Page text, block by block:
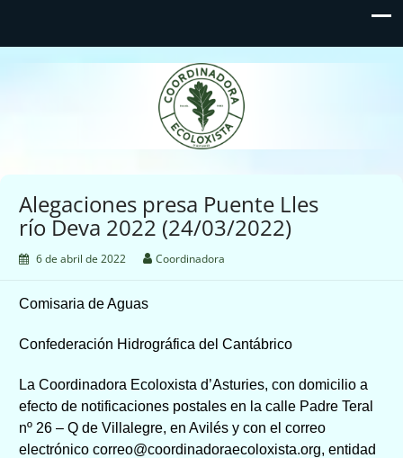
Coordinadora Ecoloxista
d'Asturies
Alegaciones presa Puente Lles
río Deva 2022 (24/03/2022)
6 de abril de 2022 Coordinadora
Comisaria de Aguas
Confederación Hidrográfica del Cantábrico
La Coordinadora Ecoloxista d’Asturies, con domicilio a
efecto de notificaciones postales en la calle Padre Teral
nº 26 – Q de Villalegre, en Avilés y con el correo
electrónico correo@coordinadoraecoloxista.org, entidad